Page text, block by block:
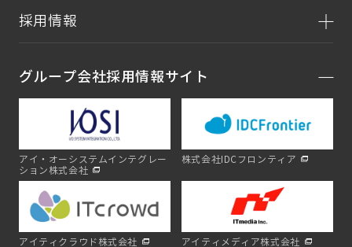
採用情報
グループ会社採用情報サイト
アイ・オーシステムインテグレー
ション株式会社
株式会社IDCフロンティア
アイティクラウド株式会社 アイティメディア株式会社